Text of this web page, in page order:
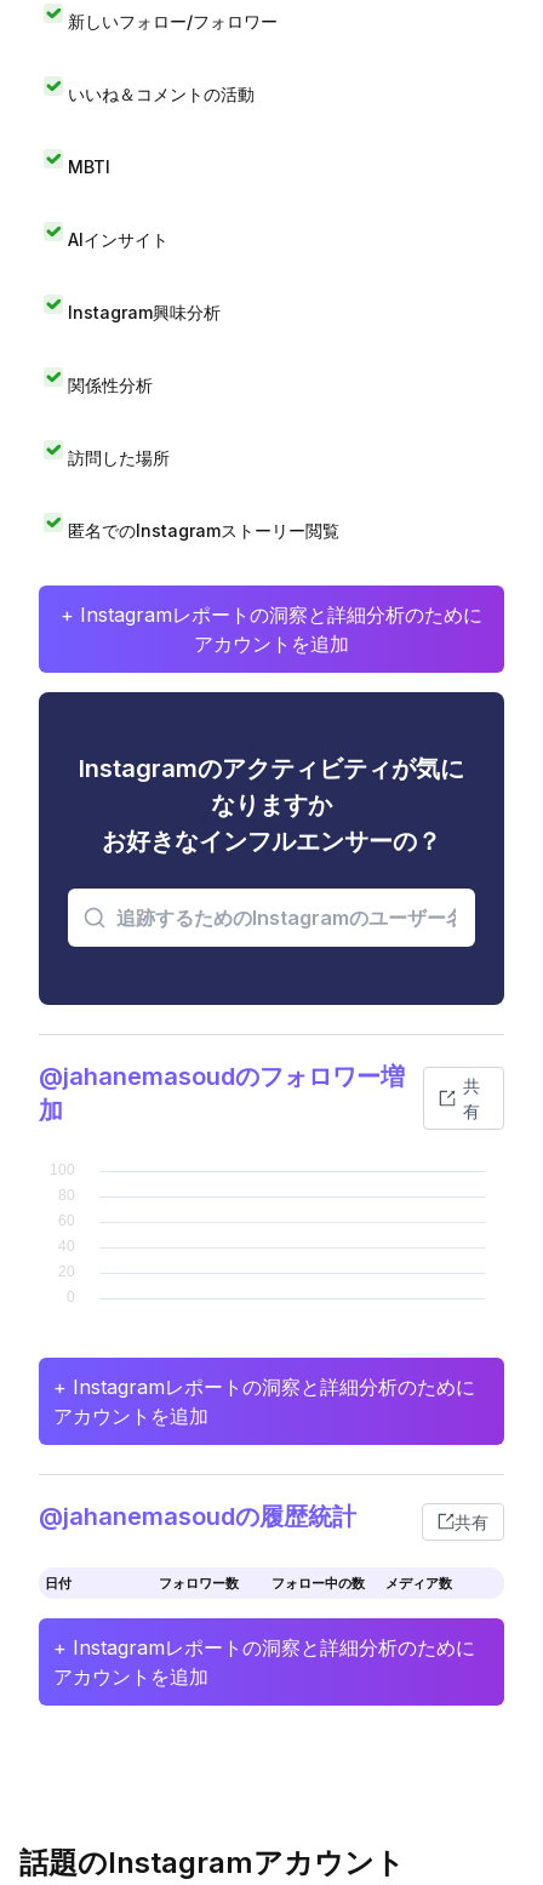
新しいフォロー/フォロワー
いいね＆コメントの活動
MBTI
AIインサイト
Instagram興味分析
関係性分析
訪問した場所
匿名でのInstagramストーリー閲覧
+ Instagramレポートの洞察と詳細分析のために
アカウントを追加
Instagramのアクティビティが気に
なりますか
お好きなインフルエンサーの？
@jahanemasoudのフォロワー増
加
共
有
+ Instagramレポートの洞察と詳細分析のために
アカウントを追加
@jahanemasoudの履歴統計 共有
日付 フォロワー数 フォロー中の数 メディア数
+ Instagramレポートの洞察と詳細分析のために
アカウントを追加
話題のInstagramアカウント